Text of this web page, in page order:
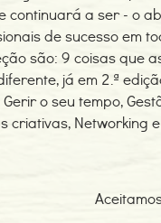
continuará a ser - o
de sucesso em
são: 9 coisas que
já em 2.ª
o seu tempo,
criativas, Networking